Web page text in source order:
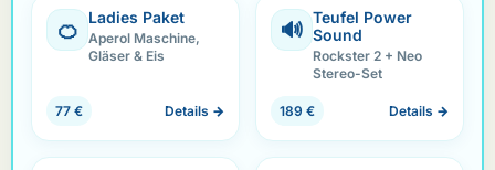
🍊 Ladies Paket
Aperol Maschine,
Gläser & Eis
77 € Details →
🔊 Teufel Power
Sound
Rockster 2 + Neo
Stereo-Set
189 € Details →